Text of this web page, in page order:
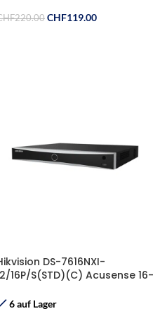
220.00 CHF119.00
DS-7616NXI-
16P/S(STD)(C) Acusense 16-
6 auf Lager